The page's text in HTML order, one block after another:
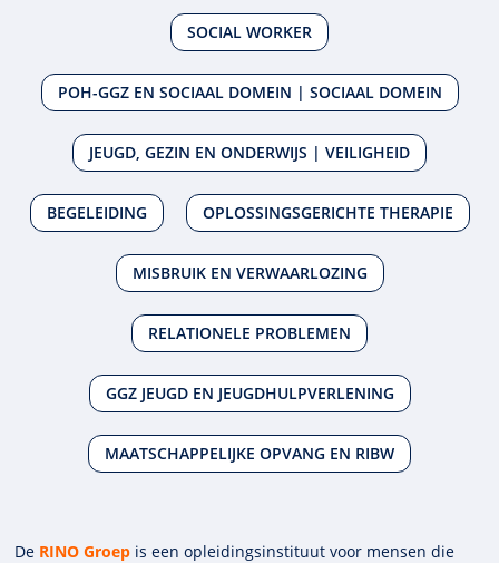
SOCIAL WORKER
POH-GGZ EN SOCIAAL DOMEIN | SOCIAAL DOMEIN
JEUGD, GEZIN EN ONDERWIJS | VEILIGHEID
BEGELEIDING OPLOSSINGSGERICHTE THERAPIE
MISBRUIK EN VERWAARLOZING
RELATIONELE PROBLEMEN
GGZ JEUGD EN JEUGDHULPVERLENING
MAATSCHAPPELIJKE OPVANG EN RIBW
De RINO Groep is een opleidings­insti­tuut voor mensen die